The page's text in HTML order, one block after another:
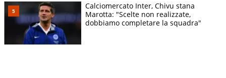
Calciomercato Inter, Chivu stana
Marotta: "Scelte non realizzate,
dobbiamo completare la squadra"